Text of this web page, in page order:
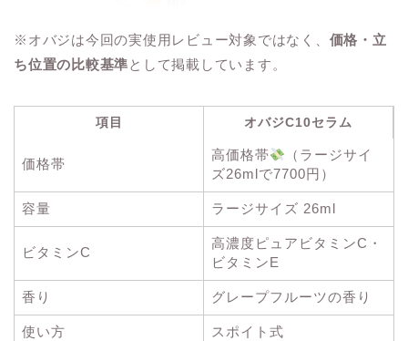
※オバジは今回の実使用レビュー対象ではなく、 価格・立
ち位置の比較基準として掲載しています。
項目 オバジC10セラム
価格帯
高価格帯
（ラージサイ
ズ26mlで7700円）
容量 ラージサイズ 26ml
ビタミンC
高濃度ピュアビタミンC・
ビタミンE
香り グレープフルーツの香り
使い方 スポイト式